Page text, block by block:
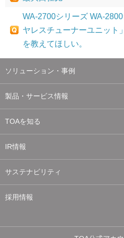
WA-2700シリーズ WA-
ヤレスチューナーユニット
を教えてほしい。
ソリューション・事例
製品・サービス情報
TOAを知る
IR情報
サステナビリティ
採用情報